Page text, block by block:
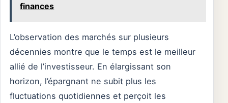
finances
L’observation des marchés sur plusieurs
décennies montre que le temps est le meilleur
allié de l’investisseur. En élargissant son
horizon, l’épargnant ne subit plus les
fluctuations quotidiennes et perçoit les